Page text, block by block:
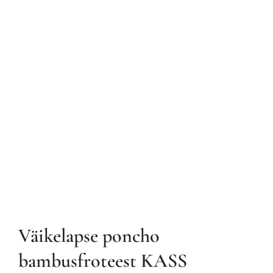
Väikelapse poncho
bambusfroteest KASS